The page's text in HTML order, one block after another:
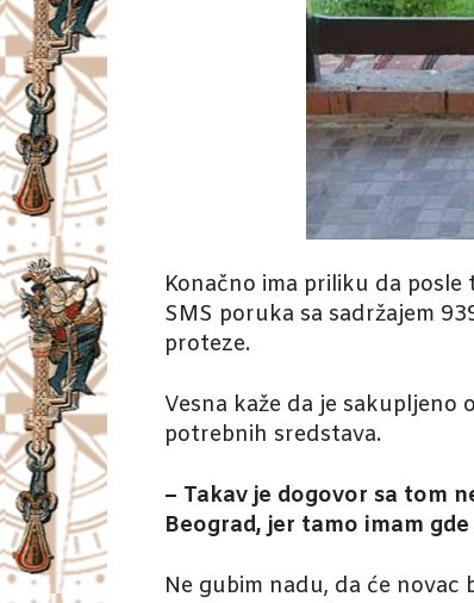
Konačno ima priliku da
SMS poruka sa sadržajem
proteze.
Vesna kaže da je sakupljeno
potrebnih sredstava.
– Takav je dogovor sa tom
Beograd, jer tamo imam
Ne gubim nadu, da će novac